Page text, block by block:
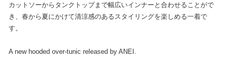
カットソーからタンクトップまで幅広いインナーと合わせることがで
き、春から夏にかけて清涼感のあるスタイリングを楽しめる一着で
す。
A new hooded over-tunic released by ANEI.